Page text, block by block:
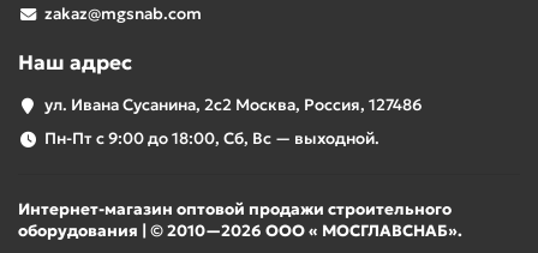
zakaz@mgsnab.com
Наш адрес
ул. Ивана Сусанина, 2с2 Москва, Россия, 127486
Пн-Пт с 9:00 до 18:00, Сб, Вс — выходной.
Интернет-магазин оптовой продажи строительного
оборудования | © 2010—2026 ООО « МОСГЛАВСНАБ».